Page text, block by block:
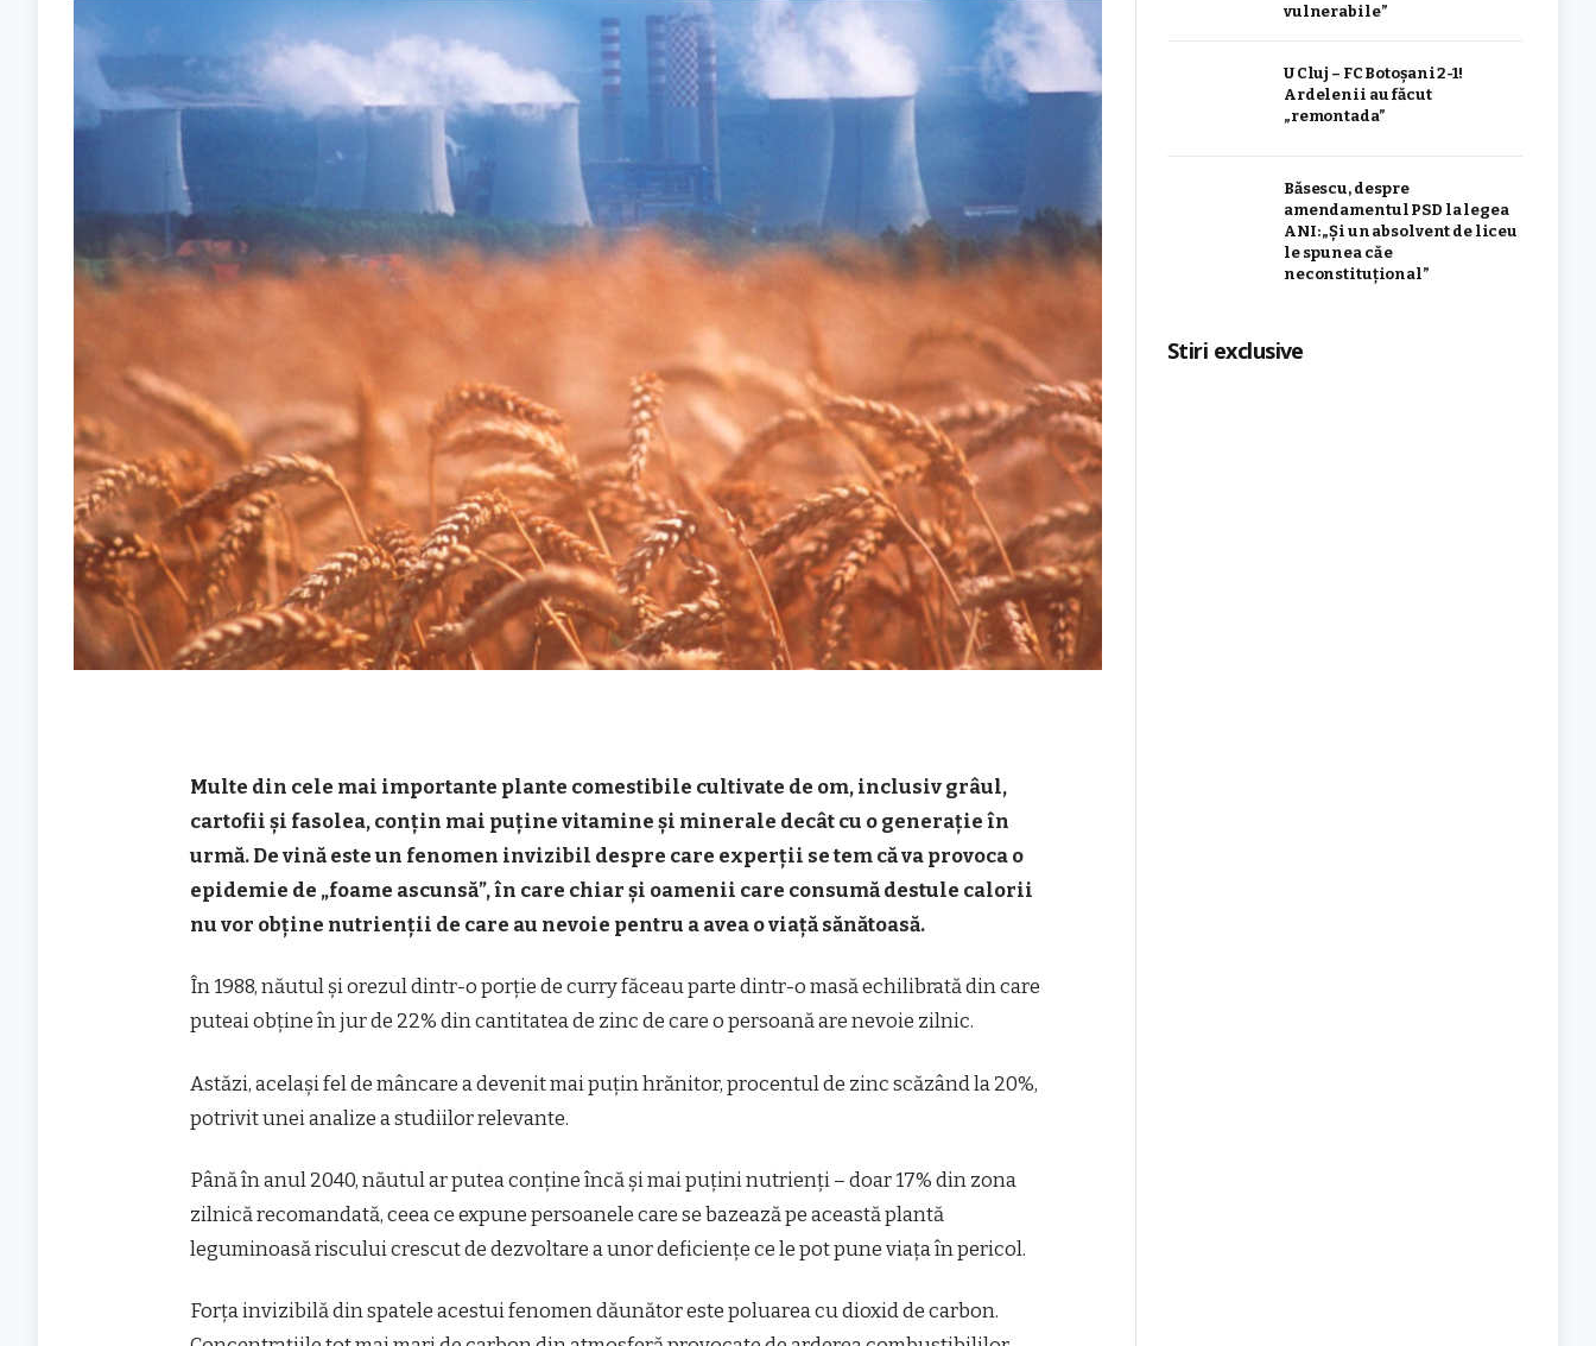
Multe din cele mai importante plante comestibile cultivate de om, inclusiv grâul,
cartofii și fasolea, conțin mai puține vitamine și minerale decât cu o generație în
urmă. De vină este un fenomen invizibil despre care experții se tem că va provoca o
epidemie de „foame ascunsă”, în care chiar și oamenii care consumă destule calorii
nu vor obține nutrienții de care au nevoie pentru a avea o viață sănătoasă.
În 1988, năutul și orezul dintr-o porție de curry făceau parte dintr-o masă echilibrată din care
puteai obține în jur de 22% din cantitatea de zinc de care o persoană are nevoie zilnic.
Astăzi, același fel de mâncare a devenit mai puțin hrănitor, procentul de zinc scăzând la 20%,
potrivit unei analize a studiilor relevante.
Până în anul 2040, năutul ar putea conține încă și mai puțini nutrienți – doar 17% din zona
zilnică recomandată, ceea ce expune persoanele care se bazează pe această plantă
leguminoasă riscului crescut de dezvoltare a unor deficiențe ce le pot pune viața în pericol.
Forța invizibilă din spatele acestui fenomen dăunător este poluarea cu dioxid de carbon.
vulnerabile”
U Cluj – FC Botoșani 2-1!
Ardelenii au făcut
„remontada”
Băsescu, despre
amendamentul PSD la legea
ANI: „Și un absolvent de liceu
le spunea că e
neconstituţional”
Stiri exclusive